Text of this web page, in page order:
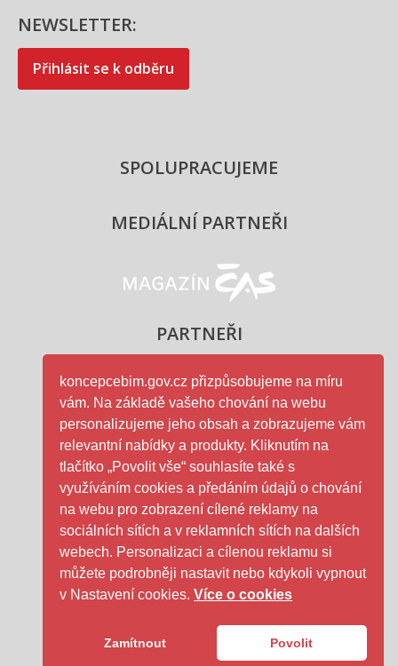
NEWSLETTER:
Přihlásit se k odběru
SPOLUPRACUJEME
MEDIÁLNÍ PARTNEŘI
Magazín ČAS - logo
PARTNEŘI
Ministerstvo průmyslu a
ČAS - logo
SFDI- logo
Cookies
koncepcebim.gov.cz přizpůsobujeme na míru
vám. Na základě vašeho chování na webu
personalizujeme jeho obsah a zobrazujeme vám
relevantní nabídky a produkty. Kliknutím na
tlačítko „Povolit vše“ souhlasíte také s
využíváním cookies a předáním údajů o chování
na webu pro zobrazení cílené reklamy na
sociálních sítích a v reklamních sítích na dalších
webech. Personalizaci a cílenou reklamu si
můžete podrobněji nastavit nebo kdykoli vypnout
v Nastavení cookies.Více o cookies
Zamítnout Povolit